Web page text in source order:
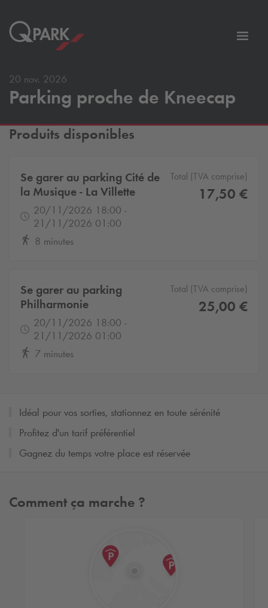
20 nov. 2026
Parking proche de Kneecap
Produits disponibles
Se garer au parking Cité de
la Musique - La Villette
20/11/2026 18:00 -
21/11/2026 01:00
8 minutes
Total (TVA comprise)
17,50 €
Se garer au parking
Philharmonie
20/11/2026 18:00 -
21/11/2026 01:00
7 minutes
Total (TVA comprise)
25,00 €
Idéal pour vos sorties, stationnez en toute sérénité
Profitez d'un tarif préférentiel
Gagnez du temps votre place est réservée
Comment ça marche ?